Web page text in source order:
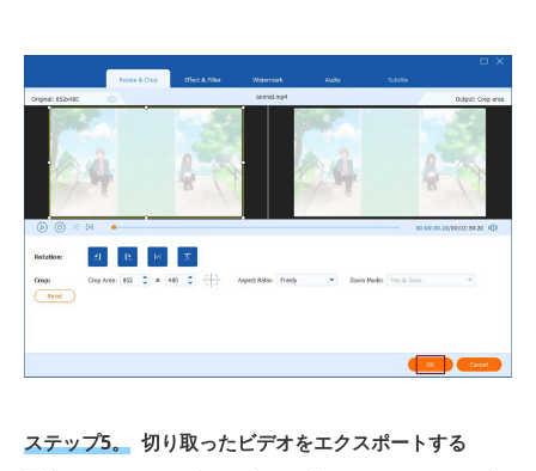
ステップ5。 切り取ったビデオをエクスポートする